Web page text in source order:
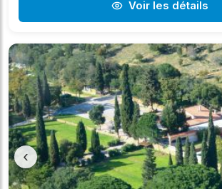
Voir les détails
‹